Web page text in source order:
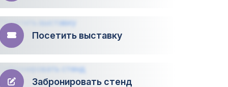
Посетить выставку
Забронировать стенд